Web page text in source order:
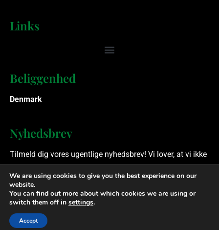
Links
Beliggenhed
Denmark
Nyhedsbrev
Tilmeld dig vores ugentlige nyhedsbrev! Vi lover, at vi ikke
spammer.
Ophavsret © 2023 Finansielle Rådgivere. Alle rettigheder
forbeholdes.
We are using cookies to give you the best experience on our
website.
You can find out more about which cookies we are using or
switch them off in settings.
Accept